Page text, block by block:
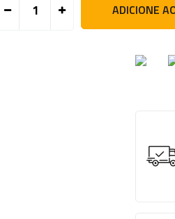
ADICIONE